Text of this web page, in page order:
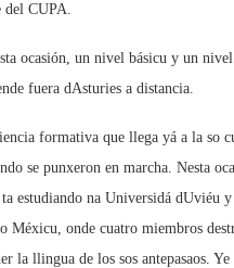
del CUPA.
ocasión, un nivel básicu y un
fuera dAsturies a distancia.
formativa que llega yá a la so
se punxeron en marcha. Nesta
estudiando na Universidá
Méxicu, onde cuatro miembros
la llingua de los sos antepasaos.